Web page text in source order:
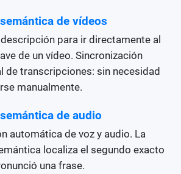
de vídeos
para ir directamente al
de un vídeo. Sincronización
de transcripciones: sin necesidad
manualmente.
de audio
automática de voz y audio. La
localiza el segundo exacto
una frase.